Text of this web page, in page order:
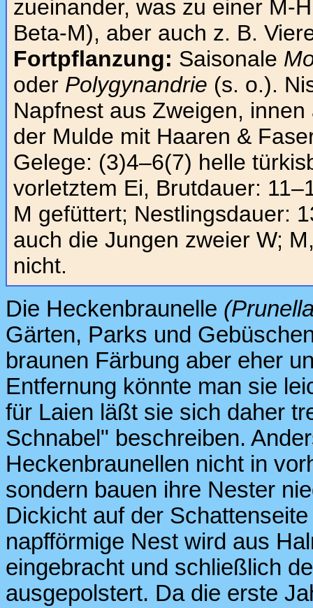
zueinander, was zu einer M-
Beta-M), aber auch z. B.
Fortpflanzung: Saisonale
oder Polygynandrie (s. o.).
Napfnest aus Zweigen,
der Mulde mit Haaren &
Gelege: (3)4–6(7) helle
vorletztem Ei, Brutdauer:
M gefüttert; Nestlingsdauer:
auch die Jungen zweier W;
nicht.
Die Heckenbraunelle
Gärten, Parks und
braunen Färbung aber eher
Entfernung könnte man sie
für Laien läßt sie sich daher
Schnabel" beschreiben.
Heckenbraunellen nicht in
sondern bauen ihre Nester
Dickicht auf der
napfförmige Nest wird aus
eingebracht und schließlich
ausgepolstert. Da die erste